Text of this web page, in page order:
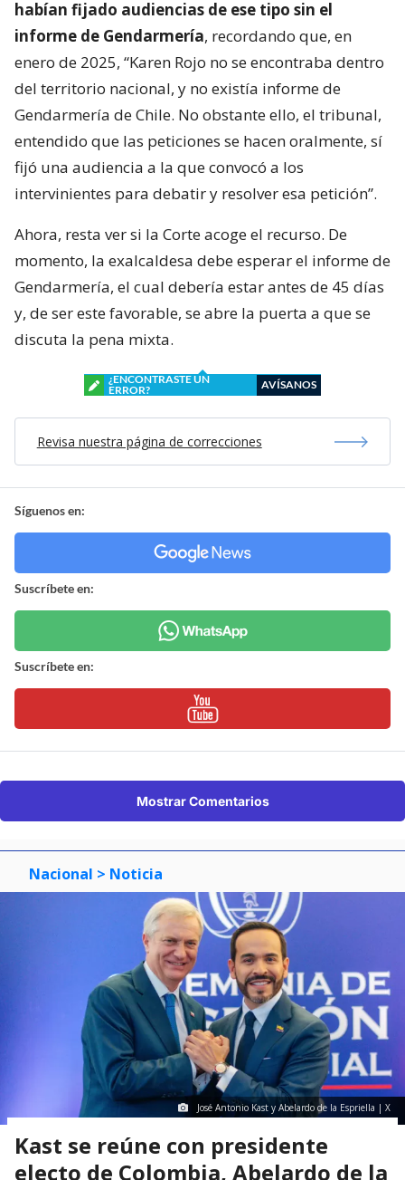
habían fijado audiencias de ese tipo sin el
informe de Gendarmería, recordando que, en
enero de 2025, “Karen Rojo no se encontraba dentro
del territorio nacional, y no existía informe de
Gendarmería de Chile. No obstante ello, el tribunal,
entendido que las peticiones se hacen oralmente, sí
fijó una audiencia a la que convocó a los
intervinientes para debatir y resolver esa petición”.
Ahora, resta ver si la Corte acoge el recurso. De
momento, la exalcaldesa debe esperar el informe de
Gendarmería, el cual debería estar antes de 45 días
y, de ser este favorable, se abre la puerta a que se
discuta la pena mixta.
¿ENCONTRASTE UN
ERROR?
AVÍSANOS
Revisa nuestra página de correcciones
Síguenos en:
Suscríbete en:
Suscríbete en:
Mostrar Comentarios
Nacional > Noticia
José Antonio Kast y Abelardo de la Espriella | X
Kast se reúne con presidente
electo de Colombia, Abelardo de la